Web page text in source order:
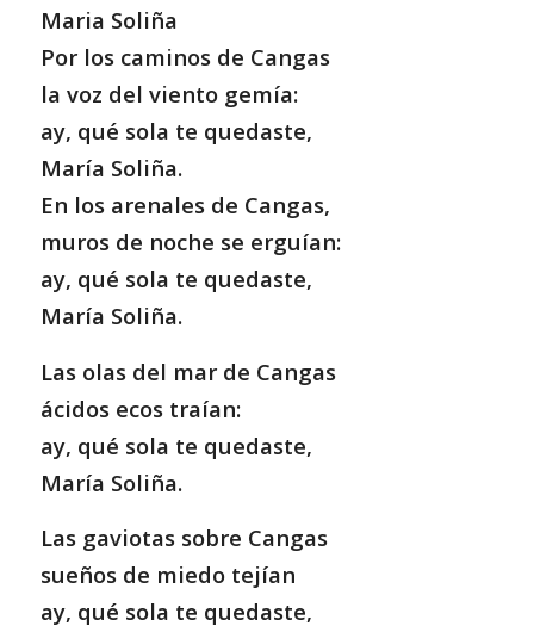
Maria Soliña
Por los caminos de Cangas
la voz del viento gemía:
ay, qué sola te quedaste,
María Soliña.
En los arenales de Cangas,
muros de noche se erguían:
ay, qué sola te quedaste,
María Soliña.
Las olas del mar de Cangas
ácidos ecos traían:
ay, qué sola te quedaste,
María Soliña.
Las gaviotas sobre Cangas
sueños de miedo tejían
ay, qué sola te quedaste,